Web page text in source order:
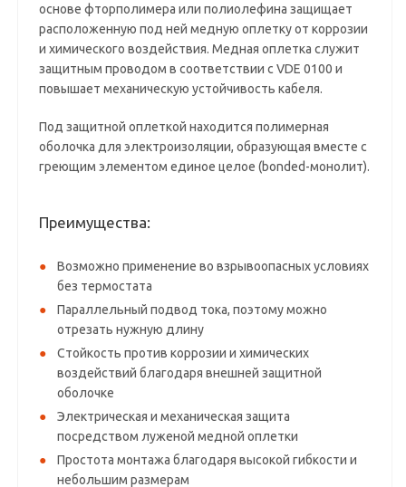
основе фторполимера или полиолефина защищает
расположенную под ней медную оплетку от коррозии
и химического воздействия. Медная оплетка служит
защитным проводом в соответствии с VDE 0100 и
повышает механическую устойчивость кабеля.
Под защитной оплеткой находится полимерная
оболочка для электроизоляции, образующая вместе с
греющим элементом единое целое (bonded-монолит).
Преимущества:
Возможно применение во взрывоопасных условиях
без термостата
Параллельный подвод тока, поэтому можно
отрезать нужную длину
Стойкость против коррозии и химических
воздействий благодаря внешней защитной
оболочке
Электрическая и механическая защита
посредством луженой медной оплетки
Простота монтажа благодаря высокой гибкости и
небольшим размерам